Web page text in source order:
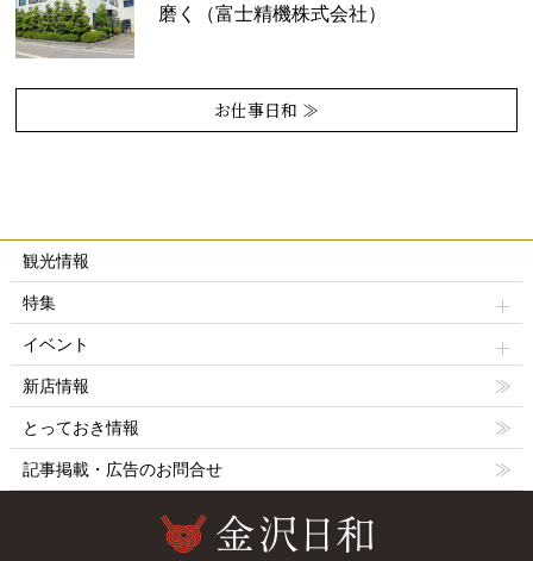
磨く（富士精機株式会社）
お仕事日和 ≫
観光情報
特集
イベント
新店情報
とっておき情報
記事掲載・広告のお問合せ